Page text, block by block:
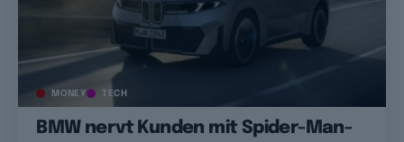
MONEY TECH
BMW nervt Kunden mit Spider-Man-